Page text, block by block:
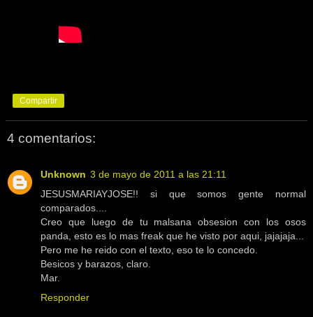
Compartir
4 comentarios:
Unknown 3 de mayo de 2011 a las 21:11
JESUSMARIAYJOSE!! si que somos gente normal
comparados....
Creo que luego de tu malsana obsesion con los osos
panda, esto es lo mas freak que he visto por aqui, jajajaja...
Pero me he reido con el texto, eso te lo concedo.
Besicos y barazos, claro.
Mar.
Responder